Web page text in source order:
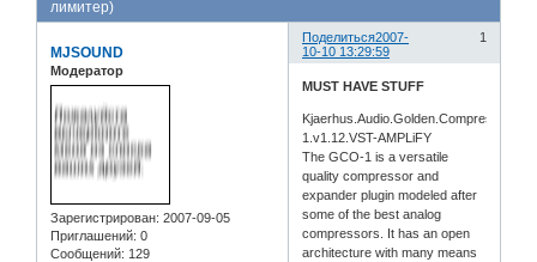
лимитер)
Поделиться 1
2007-
10-10 13:29:59
MJSOUND
Модератор
Зарегистрирован: 2007-09-05
Приглашений: 0
Сообщений: 129
MUST HAVE STUFF
1.v1.12.VST-AMPLiFY
The GCO-1 is a versatile
quality compressor and
expander plugin modeled after
some of the best analog
compressors. It has an open
architecture with many means